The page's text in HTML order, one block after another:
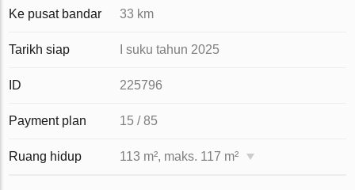
Ke pusat bandar 33 km
Tarikh siap I suku tahun 2025
ID 225796
Payment plan 15 / 85
Ruang hidup 113 m², maks. 117 m²